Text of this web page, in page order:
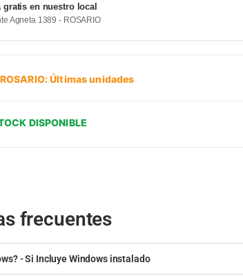
gratis en nuestro local
Agneta 1389 - ROSARIO
Últimas unidades
DISPONIBLE
frecuentes
- Si Incluye Windows instalado